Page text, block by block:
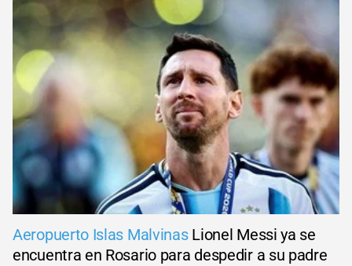
Aeropuerto Islas Malvinas Lionel Messi ya se
encuentra en Rosario para despedir a su padre